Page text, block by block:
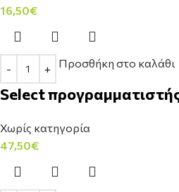
16,50€
Προσθήκη στο καλάθι
Select
Χωρίς κατηγορία
47,50€